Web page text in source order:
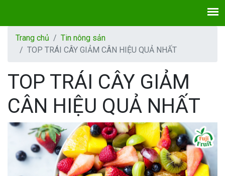
Trang chủ
Tin nông sản
TOP TRÁI CÂY GIẢM CÂN HIỆU QUẢ NHẤT
TOP TRÁI CÂY GIẢM
CÂN HIỆU QUẢ NHẤT